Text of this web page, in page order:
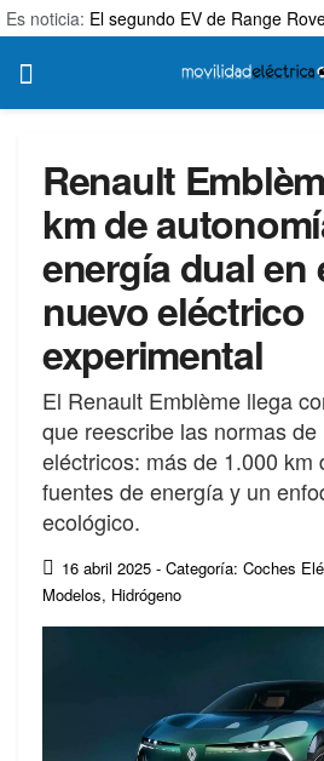
Es noticia: El segundo EV de Range
Renault
km de
energía dual en
nuevo eléctrico
experimental
El Renault Emblème llega
que reescribe las normas
eléctricos: más de 1.000 km
fuentes de energía y un
ecológico.
16 abril 2025 - Categoría: Coches
Modelos, Hidrógeno